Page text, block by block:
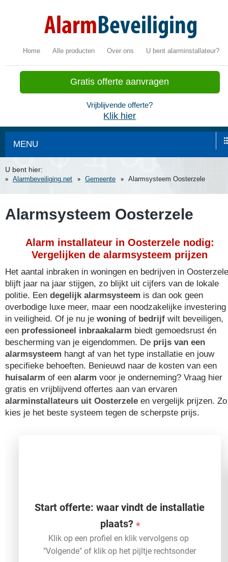
Home Alle producten Over ons U bent alarminstallateur?
Gratis offerte aanvragen
Vrijblijvende offerte?
Klik hier
MENU
U bent hier:
Alarmbeveiliging.net
Gemeente Alarmsysteem Oosterzele
Alarmsysteem Oosterzele
Alarm installateur in Oosterzele nodig:
Vergelijken de alarmsysteem prijzen
Het aantal inbraken in woningen en bedrijven in Oosterzele
blijft jaar na jaar stijgen, zo blijkt uit cijfers van de lokale
politie. Een degelijk alarmsysteem is dan ook geen
overbodige luxe meer, maar een noodzakelijke investering
in veiligheid. Of je nu je woning of bedrijf wilt beveiligen,
een professioneel inbraakalarm biedt gemoedsrust én
bescherming van je eigendommen. De prijs van een
alarmsysteem hangt af van het type installatie en jouw
specifieke behoeften. Benieuwd naar de kosten van een
huisalarm of een alarm voor je onderneming? Vraag hier
gratis en vrijblijvend offertes aan van ervaren
alarminstallateurs uit Oosterzele en vergelijk prijzen. Zo
kies je het beste systeem tegen de scherpste prijs.